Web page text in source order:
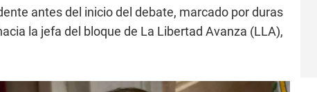
antes del inicio del debate, marcado por duras
la jefa del bloque de La Libertad Avanza (LLA),